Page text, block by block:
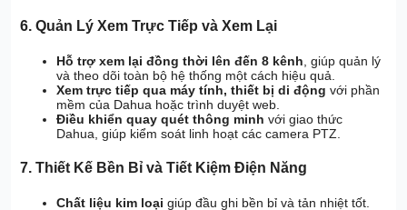
6.Quản Lý Xem Trực Tiếp và Xem Lại
Hỗ trợ xem lại đồng thời lên đến 8 kênh , giúp quản lý
và theo dõi toàn bộ hệ thống một cách hiệu quả.
Xem trực tiếp qua máy tính, thiết bị di động với phần
mềm của Dahua hoặc trình duyệt web.
Điều khiển quay quét thông minh với giao thức
Dahua, giúp kiểm soát linh hoạt các camera PTZ.
7.Thiết Kế Bền Bỉ và Tiết Kiệm Điện Năng
Chất liệu kim loại giúp đầu ghi bền bỉ và tản nhiệt tốt.